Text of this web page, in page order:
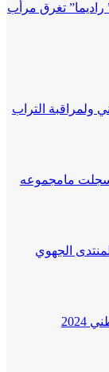
راديما” تغرق مرأب
ولمراقبة التراب
سجلت مامجموعه
الجهوي